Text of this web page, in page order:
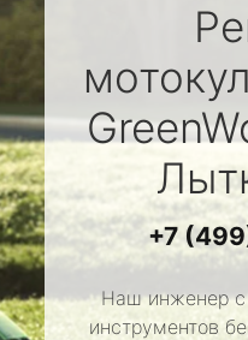
+7
Наш инженер с
инструментов